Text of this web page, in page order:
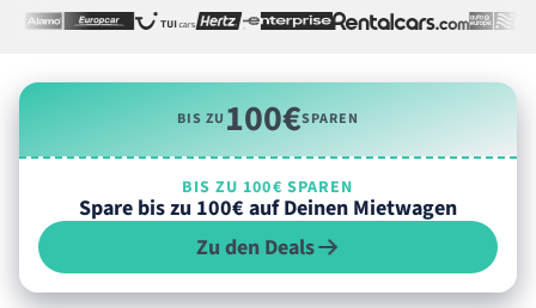
BIS ZU100€SPAREN
BIS ZU 100€ SPAREN
Spare bis zu 100€ auf Deinen Mietwagen
Zu den Deals